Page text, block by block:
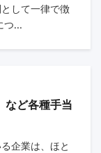
して一律で徴
つ...
など各種手当
企業は、ほと